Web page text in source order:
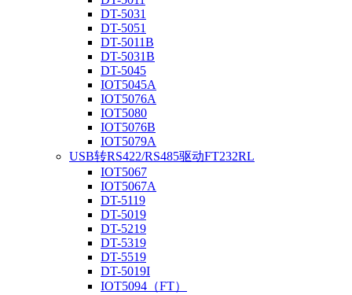
DT-5031
DT-5051
DT-5011B
DT-5031B
DT-5045
IOT5045A
IOT5076A
IOT5080
IOT5076B
IOT5079A
USB转RS422/RS485驱动FT232RL
IOT5067
IOT5067A
DT-5119
DT-5019
DT-5219
DT-5319
DT-5519
DT-5019I
IOT5094（FT）